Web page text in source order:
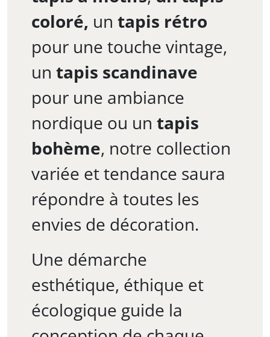
coloré, un tapis rétro
pour une touche vintage,
un tapis scandinave
pour une ambiance
nordique ou un tapis
bohème, notre collection
variée et tendance saura
répondre à toutes les
envies de décoration.
Une démarche
esthétique, éthique et
écologique guide la